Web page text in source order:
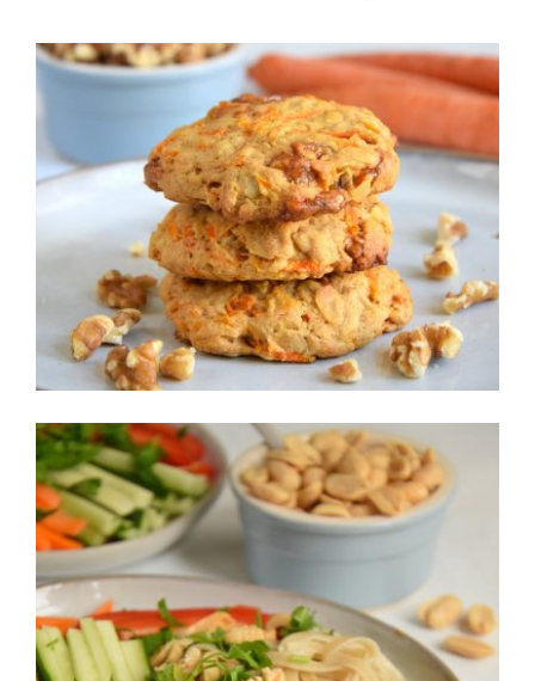
Karotten-Cookies mit
karamellisierten
Walnüssen
Kuchen, Torten & Gebäck
Thai-Salat mit Erdnuss-
Dressing
Dinnertime